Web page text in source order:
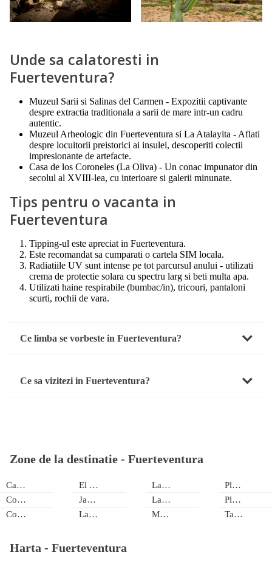
Unde sa calatoresti in
Fuerteventura?
Muzeul Sarii si Salinas del Carmen - Expozitii captivante
despre extractia traditionala a sarii de mare intr-un cadru
autentic.
Muzeul Arheologic din Fuerteventura si La Atalayita - Aflati
despre locuitorii preistorici ai insulei, descoperiti colectii
impresionante de artefacte.
Casa de los Coroneles (La Oliva) - Un conac impunator din
secolul al XVIII-lea, cu interioare si galerii minunate.
Tips pentru o vacanta in
Fuerteventura
Tipping-ul este apreciat in Fuerteventura.
Este recomandat sa cumparati o cartela SIM locala.
Radiatiile UV sunt intense pe tot parcursul anului - utilizati
crema de protectie solara cu spectru larg si beti multa apa.
Utilizati haine respirabile (bumbac/in), tricouri, pantaloni
scurti, rochii de vara.
Ce limba se vorbeste in Fuerteventura?
Ce sa vizitezi in Fuerteventura?
Zone de la destinatie - Fuerteventura
Caleta de Fuste
Corralejo
Costa Calma
El Cotillo
Jandía
La Oliva
La Pared
Las Playitas
Majanicho
Playa de Tarajalejo
Playa Del Esquinzo
Tamaragua
Harta - Fuerteventura